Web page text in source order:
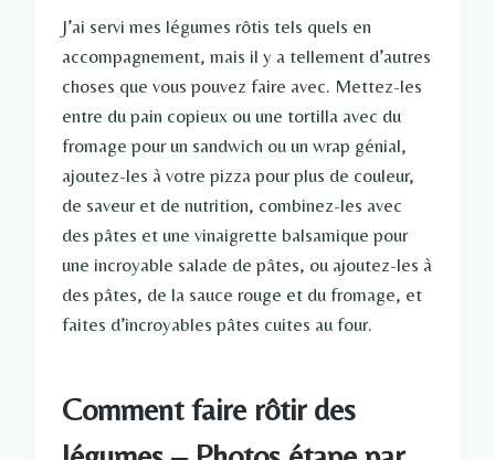
J’ai servi mes légumes rôtis tels quels en
accompagnement, mais il y a tellement d’autres
choses que vous pouvez faire avec. Mettez-les
entre du pain copieux ou une tortilla avec du
fromage pour un sandwich ou un wrap génial,
ajoutez-les à votre pizza pour plus de couleur,
de saveur et de nutrition, combinez-les avec
des pâtes et une vinaigrette balsamique pour
une incroyable salade de pâtes, ou ajoutez-les à
des pâtes, de la sauce rouge et du fromage, et
faites d’incroyables pâtes cuites au four.
Comment faire rôtir des